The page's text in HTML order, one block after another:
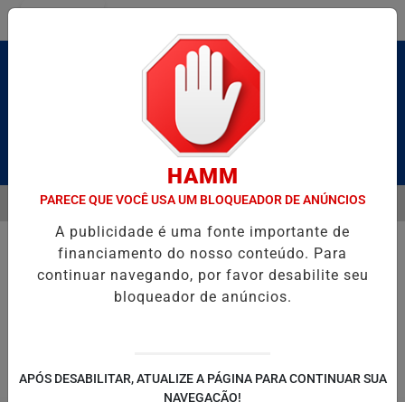
Pesquisar Notícia
HOMENAGEIA UZIEL BUENO NO TERRAÇO MINEIRO
EM ALTA
MENU
HAMM
PARECE QUE VOCÊ USA UM BLOQUEADOR DE ANÚNCIOS
A publicidade é uma fonte importante de
financiamento do nosso conteúdo. Para
continuar navegando, por favor desabilite seu
bloqueador de anúncios.
APÓS DESABILITAR, ATUALIZE A PÁGINA PARA CONTINUAR SUA
NAVEGAÇÃO!